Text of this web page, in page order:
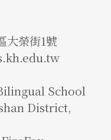
大榮街1號
School
District,